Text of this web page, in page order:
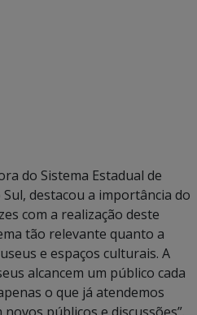
do Sistema Estadual de
destacou a importância do
com a realização deste
tão relevante quanto a
e espaços culturais. A
alcancem um público cada
o que já atendemos